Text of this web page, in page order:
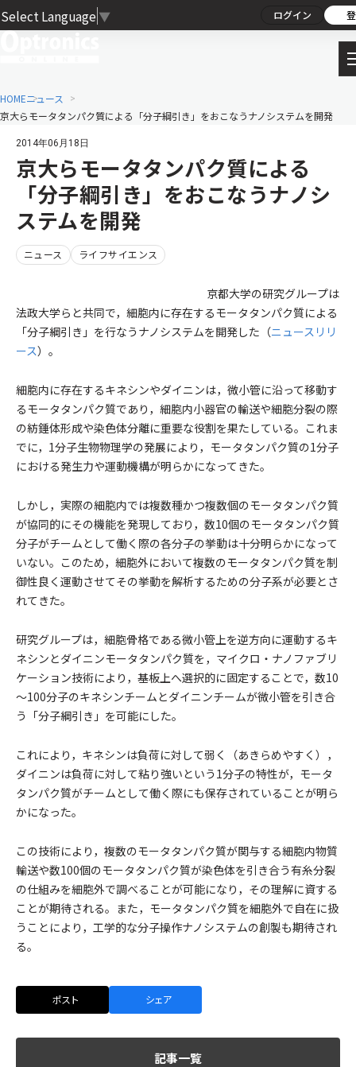
Select Language ▼ ログイン
HOMEニュース
京大らモータタンパク質による「分子綱引き」をおこなうナノシステムを開発
2014年06月18日
京大らモータタンパク質による
「分子綱引き」をおこなうナノシ
ステムを開発
ニュース ライフサイエンス
京都大学の研究グループは
法政大学らと共同で，細胞内に存在するモータタンパク質による
「分子綱引き」を行なうナノシステムを開発した（ニュースリリ
ース）。
細胞内に存在するキネシンやダイニンは，微小管に沿って移動す
るモータタンパク質であり，細胞内小器官の輸送や細胞分裂の際
の紡錘体形成や染色体分離に重要な役割を果たしている。これま
でに，1分子生物物理学の発展により，モータタンパク質の1分子
における発生力や運動機構が明らかになってきた。
しかし，実際の細胞内では複数種かつ複数個のモータタンパク質
が協同的にその機能を発現しており，数10個のモータタンパク質
分子がチームとして働く際の各分子の挙動は十分明らかになって
いない。このため，細胞外において複数のモータタンパク質を制
御性良く運動させてその挙動を解析するための分子系が必要とさ
れてきた。
研究グループは，細胞骨格である微小管上を逆方向に運動するキ
ネシンとダイニンモータタンパク質を，マイクロ・ナノファブリ
ケーション技術により，基板上へ選択的に固定することで，数10
～100分子のキネシンチームとダイニンチームが微小管を引き合
う「分子綱引き」を可能にした。
これにより，キネシンは負荷に対して弱く（あきらめやすく），
ダイニンは負荷に対して粘り強いという1分子の特性が，モータ
タンパク質がチームとして働く際にも保存されていることが明ら
かになった。
この技術により，複数のモータタンパク質が関与する細胞内物質
輸送や数100個のモータタンパク質が染色体を引き合う有糸分裂
の仕組みを細胞外で調べることが可能になり，その理解に資する
ことが期待される。また，モータタンパク質を細胞外で自在に扱
うことにより，工学的な分子操作ナノシステムの創製も期待され
る。
ポスト シェア
記事一覧